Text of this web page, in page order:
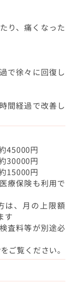
り、痛くなった
で徐々に回復し
間経過で改善し
45000円
30000円
15000円
療保険も利用で
は、月の上限額
す
査料等が別途必
ご覧ください。